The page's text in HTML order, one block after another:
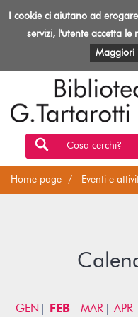
Biblioteca
Rovereto
EVENTI E ATTIVITÀ
Cosa cerchi?
Home page Eventi e
GEN FEB MAR APR
I cookie ci aiutano ad
servizi, l'utente accetta le
Maggiori